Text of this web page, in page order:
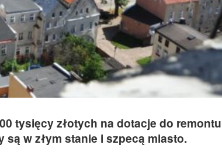
tysięcy złotych na dotacje do remontu
w złym stanie i szpecą miasto.